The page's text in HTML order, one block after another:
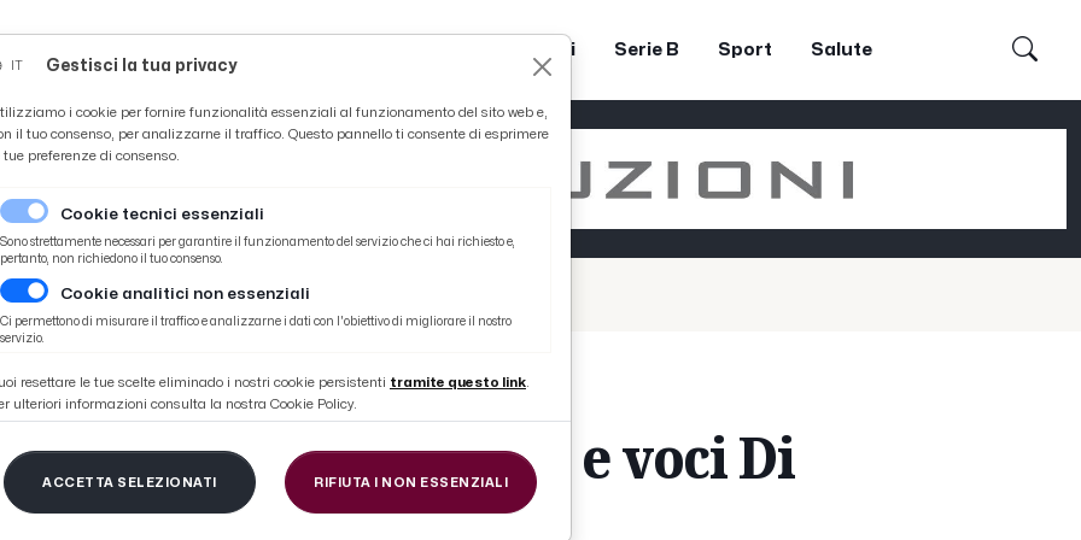
Coppa Teodori Serie B Sport Salute
Di Donato-Di Corcia post gara
0-0, highlights e voci Di
post gara
Gestisci la tua privacy
i cookie per fornire funzionalità essenziali al funzionamento del sito web e,
il tuo consenso, per analizzarne il traffico. Questo pannello ti consente di esprimere
tue preferenze di consenso.
Cookie tecnici essenziali
Sono strettamente necessari per garantire il funzionamento del servizio che ci hai richiesto e,
pertanto, non richiedono il tuo consenso.
Cookie analitici non essenziali
Ci permettono di misurare il traffico e analizzarne i dati con l'obiettivo di migliorare il nostro
servizio.
resettare le tue scelte eliminado i nostri cookie persistenti tramite questo link.
ulteriori informazioni consulta la nostra Cookie Policy.
ACCETTA SELEZIONATI RIFIUTA I NON ESSENZIALI